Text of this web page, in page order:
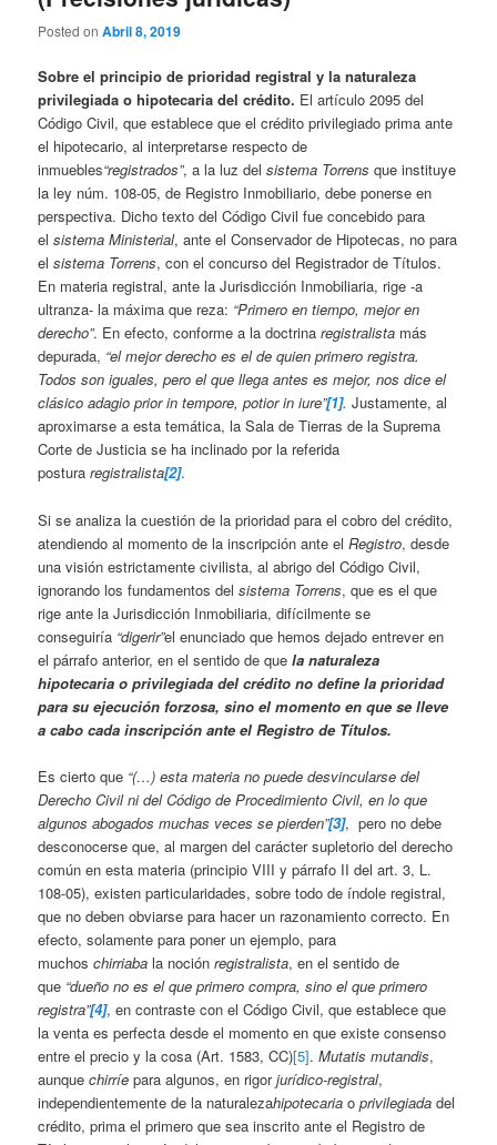
Posted onAbril 8, 2019
Sobre el principio de prioridad registral y la naturaleza
privilegiada o hipotecaria del crédito. El artículo 2095 del
Código Civil, que establece que el crédito privilegiado prima ante
el hipotecario, al interpretarse respecto de
inmuebles“registrados”, a la luz delsistema Torrens que instituye
la ley núm. 108-05, de Registro Inmobiliario, debe ponerse en
perspectiva. Dicho texto del Código Civil fue concebido para
elsistema Ministerial, ante el Conservador de Hipotecas, no para
elsistema Torrens, con el concurso del Registrador de Títulos.
En materia registral, ante la Jurisdicción Inmobiliaria, rige -a
ultranza- la máxima que reza: “Primero en tiempo, mejor en
derecho”. En efecto, conforme a la doctrinaregistralista más
depurada, “el mejor derecho es el de quien primero registra.
Todos son iguales, pero el que llega antes es mejor, nos dice el
clásico adagio prior in tempore, potior in iure”[1]. Justamente, al
aproximarse a esta temática, la Sala de Tierras de la Suprema
Corte de Justicia se ha inclinado por la referida
posturaregistralista[2].
Si se analiza la cuestión de la prioridad para el cobro del crédito,
atendiendo al momento de la inscripción ante elRegistro, desde
una visión estrictamente civilista, al abrigo del Código Civil,
ignorando los fundamentos delsistema Torrens, que es el que
rige ante la Jurisdicción Inmobiliaria, difícilmente se
conseguiría “digerir”el enunciado que hemos dejado entrever en
el párrafo anterior, en el sentido de quela naturaleza
hipotecaria o privilegiada del crédito no define la prioridad
para su ejecución forzosa, sino el momento en que se lleve
a cabo cada inscripción ante el Registro de Títulos.
Es cierto que “(…) esta materia no puede desvincularse del
Derecho Civil ni del Código de Procedimiento Civil, en lo que
algunos abogados muchas veces se pierden”[3], pero no debe
desconocerse que, al margen del carácter supletorio del derecho
común en esta materia (principio VIII y párrafo II del art. 3, L.
108-05), existen particularidades, sobre todo de índole registral,
que no deben obviarse para hacer un razonamiento correcto. En
efecto, solamente para poner un ejemplo, para
muchoschirriaba la nociónregistralista, en el sentido de
que “dueño no es el que primero compra, sino el que primero
registra”[4], en contraste con el Código Civil, que establece que
la venta es perfecta desde el momento en que existe consenso
entre el precio y la cosa (Art. 1583, CC)[5].Mutatis mutandis,
aunquechirríe para algunos, en rigorjurídico-registral,
independientemente de la naturalezahipotecaria oprivilegiada del
crédito, prima el primero que sea inscrito ante el Registro de